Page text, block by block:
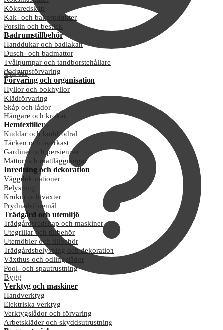
Om oss
Köksredskap
Kak- och bakprodukter
Porslin och bestick
Badrumstillbehör
Handdukar och badlakan
Dusch- och badmattor
Tvålpumpar och tandborstehållare
Badrumsförvaring
Förvaring och organisation
Hyllor och bokhyllor
Klädförvaring
Skåp och lådor
Hängare och krokar
Hemtextilier
Kuddar och kuddfodral
Täcken och överkast
Gardiner och persienner
Mattor och mattläggningar
Inredning och dekoration
Väggdekorationer
Belysning
Krukor och växter
Prydnadsföremål
Trädgård och utemiljö
Trädgårdsredskap och maskiner
Utegrillar och tillbehör
Utemöbler och tillbehör
Trädgårdsbelysning och dekoration
Växthus och odlingslådor
Pool- och spautrustning
Bygg
Verktyg och maskiner
Handverktyg
Elektriska verktyg
Verktygslådor och förvaring
Arbetskläder och skyddsutrustning